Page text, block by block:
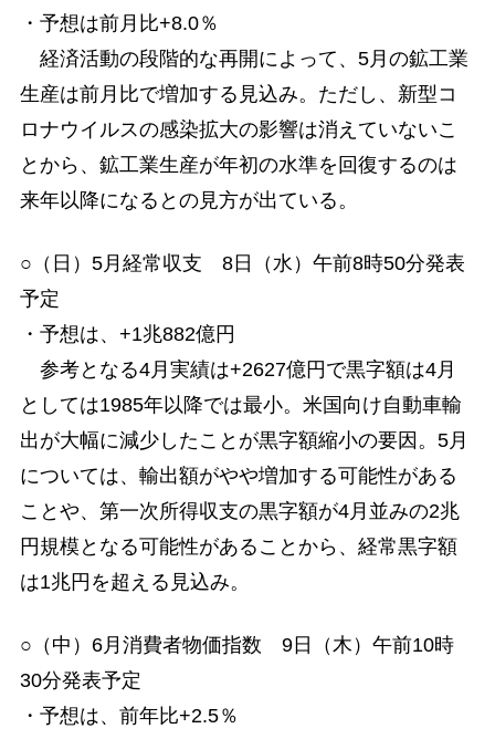
・予想は前月比+8.0％
経済活動の段階的な再開によって、5月の鉱工業
生産は前月比で増加する見込み。ただし、新型コ
ロナウイルスの感染拡大の影響は消えていないこ
とから、鉱工業生産が年初の水準を回復するのは
来年以降になるとの見方が出ている。
○（日）5月経常収支 8日（水）午前8時50分発表
予定
・予想は、+1兆882億円
参考となる4月実績は+2627億円で黒字額は4月
としては1985年以降では最小。米国向け自動車輸
出が大幅に減少したことが黒字額縮小の要因。5月
については、輸出額がやや増加する可能性がある
ことや、第一次所得収支の黒字額が4月並みの2兆
円規模となる可能性があることから、経常黒字額
は1兆円を超える見込み。
○（中）6月消費者物価指数 9日（木）午前10時
30分発表予定
・予想は、前年比+2.5％